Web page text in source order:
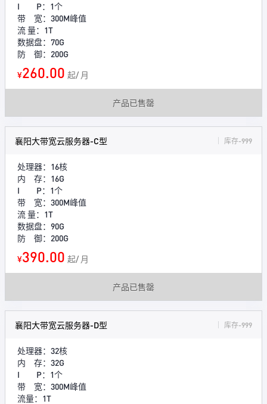
I P：1个
带 宽：300M峰值
流 量：1T
数据盘：70G
防 御：200G
¥260.00 起/ 月
产品已售罄
襄阳大带宽云服务器-C型 库存-999
处理器：16核
内 存：16G
I P：1个
带 宽：300M峰值
流 量：1T
数据盘：90G
防 御：200G
¥390.00 起/ 月
产品已售罄
襄阳大带宽云服务器-D型 库存-999
处理器：32核
内 存：32G
I P：1个
带 宽：300M峰值
流量：1T